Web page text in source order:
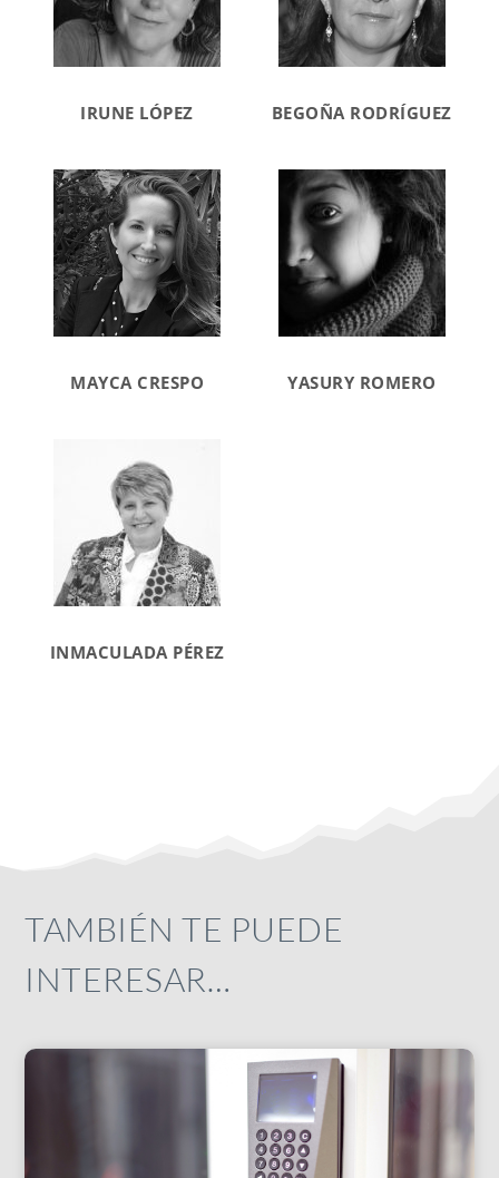
IRUNE LÓPEZ BEGOÑA RODRÍGUEZ
MAYCA CRESPO YASURY ROMERO
INMACULADA PÉREZ
TAMBIÉN TE PUEDE
INTERESAR…